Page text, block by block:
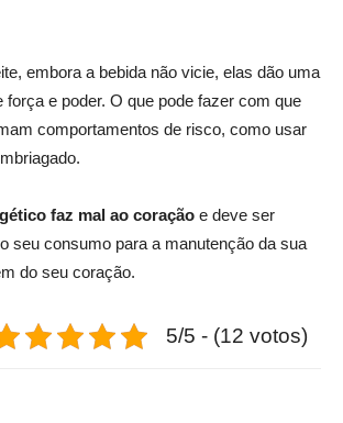
embora a bebida não vicie, elas dão uma
força e poder. O que pode fazer com que
comportamentos de risco, como usar
faz mal ao coração e deve ser
seu consumo para a manutenção da sua
do seu coração.
5/5 - (12 votos)